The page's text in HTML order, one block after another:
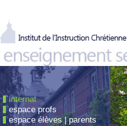
internat
espace profs
espace élèves | parents